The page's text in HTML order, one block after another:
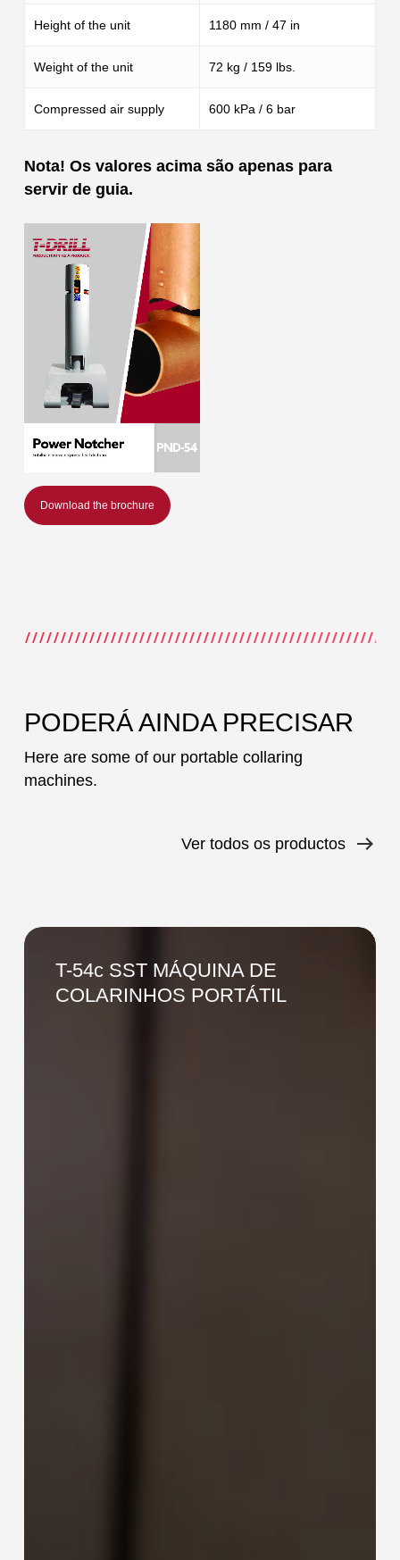
Height of the unit 1180 mm / 47 in
Weight of the unit 72 kg / 159 lbs.
Compressed air supply 600 kPa / 6 bar
Nota! Os valores acima são apenas para
servir de guia.
Download the brochure
PODERÁ AINDA PRECISAR
Here are some of our portable collaring
machines.
Ver todos os productos
T-
MÁQUINA
T-54c SST MÁQUINA DE
COLARINHOS PORTÁTIL